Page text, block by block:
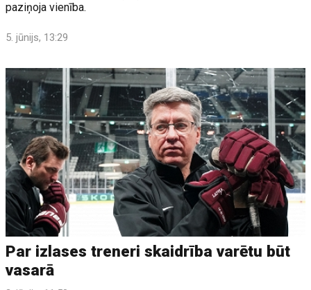
paziņoja vienība.
5. jūnijs, 13:29
Par izlases treneri skaidrība varētu būt
vasarā